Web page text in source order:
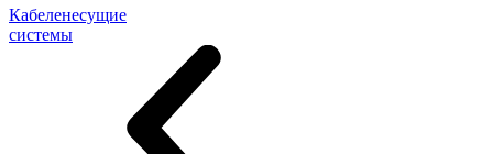
Кабеленесущие
системы